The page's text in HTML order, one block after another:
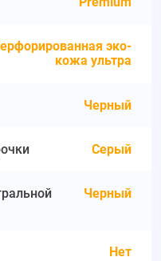
эко-
кожа ультра
Черный
Серый
Черный
Нет